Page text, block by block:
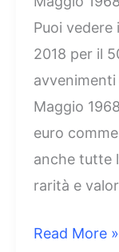
Puoi vedere
2018 per il
Maggio
euro
anche tutte
rarità e
2
Read More »